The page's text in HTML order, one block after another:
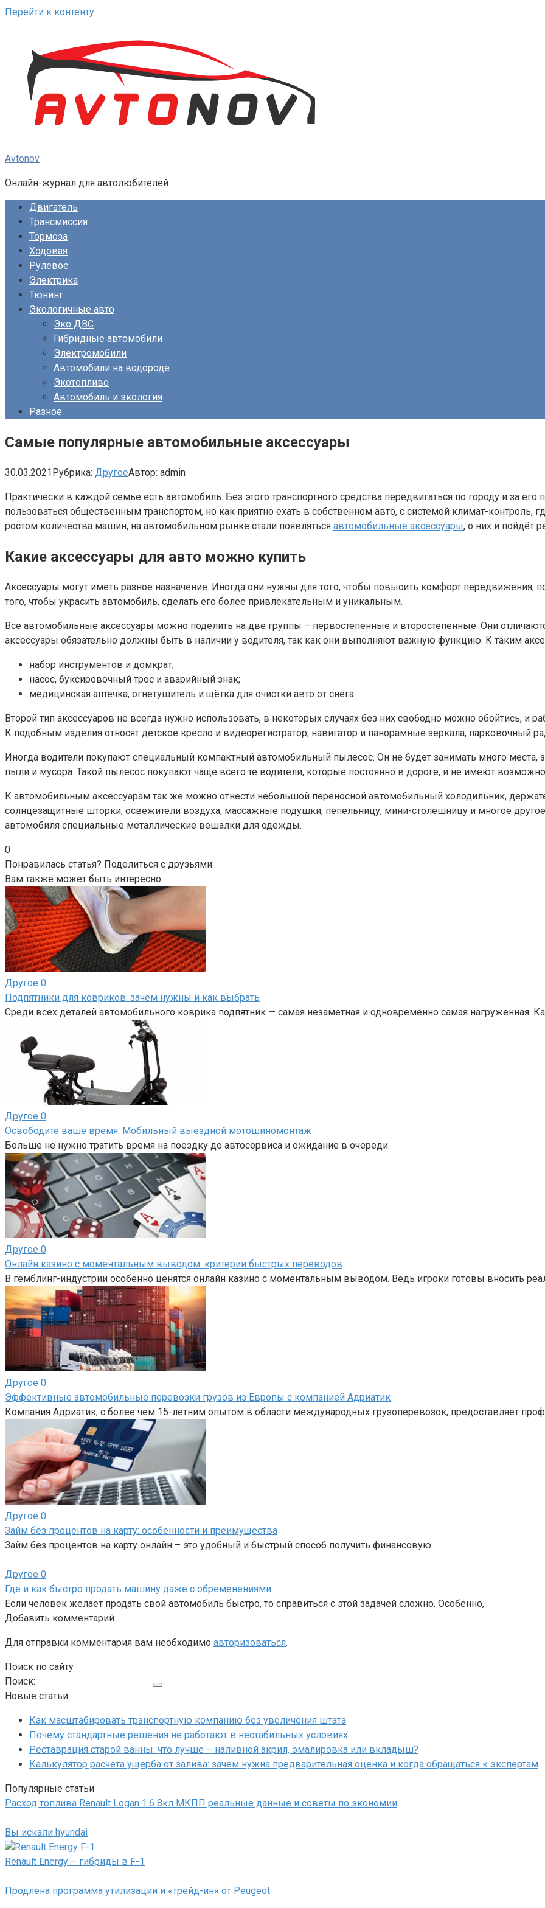
Перейти к контенту
Avtonov
Онлайн-журнал для автолюбителей
Двигатель
Трансмиссия
Тормоза
Ходовая
Рулевое
Электрика
Тюнинг
Экологичные авто
Эко ДВС
Гибридные автомобили
Электромобили
Автомобили на водороде
Экотопливо
Автомобиль и экология
Разное
Самые популярные автомобильные аксессуары
30.03.2021Рубрика: ДругоеАвтор: admin
Практически в каждой семье есть автомобиль. Без этого транспортного средства передвигаться по городу и за
пользоваться общественным транспортом, но как приятно ехать в собственном авто, с системой климат-
ростом количества машин, на автомобильном рынке стали появляться автомобильные аксессуары, о них и пойдёт
Какие аксессуары для авто можно купить
Аксессуары могут иметь разное назначение. Иногда они нужны для того, чтобы повысить комфорт передвижения,
того, чтобы украсить автомобиль, сделать его более привлекательным и уникальным.
Все автомобильные аксессуары можно поделить на две группы – первостепенные и второстепенные. Они
аксессуары обязательно должны быть в наличии у водителя, так как они выполняют важную функцию. К таким
набор инструментов и домкрат;
насос, буксировочный трос и аварийный знак;
медицинская аптечка, огнетушитель и щётка для очистки авто от снега.
Второй тип аксессуаров не всегда нужно использовать, в некоторых случаях без них свободно можно обойтись, и
К подобным изделия относят детское кресло и видеорегистратор, навигатор и панорамные зеркала, парковочный
Иногда водители покупают специальный компактный автомобильный пылесос. Он не будет занимать много места,
пыли и мусора. Такой пылесос покупают чаще всего те водители, которые постоянно в дороге, и не имеют
К автомобильным аксессуарам так же можно отнести небольшой переносной автомобильный холодильник,
солнцезащитные шторки, освежители воздуха, массажные подушки, пепельницу, мини-столешницу и многое
автомобиля специальные металлические вешалки для одежды.
0
Понравилась статья? Поделиться с друзьями:
Вам также может быть интересно
Другое 0
Подпятники для ковриков: зачем нужны и как выбрать
Среди всех деталей автомобильного коврика подпятник — самая незаметная и одновременно самая нагруженная.
Другое 0
Освободите ваше время: Мобильный выездной мотошиномонтаж
Больше не нужно тратить время на поездку до автосервиса и ожидание в очереди.
Другое 0
Онлайн казино с моментальным выводом: критерии быстрых переводов
В гемблинг-индустрии особенно ценятся онлайн казино с моментальным выводом. Ведь игроки готовы вносить
Другое 0
Эффективные автомобильные перевозки грузов из Европы с компанией Адриатик
Компания Адриатик, с более чем 15-летним опытом в области международных грузоперевозок, предоставляет
Другое 0
Займ без процентов на карту: особенности и преимущества
Займ без процентов на карту онлайн – это удобный и быстрый способ получить финансовую
Другое 0
Где и как быстро продать машину даже с обременениями
Если человек желает продать свой автомобиль быстро, то справиться с этой задачей сложно. Особенно,
Добавить комментарий
Для отправки комментария вам необходимо авторизоваться.
Поиск по сайту
Поиск:
Новые статьи
Как масштабировать транспортную компанию без увеличения штата
Почему стандартные решения не работают в нестабильных условиях
Реставрация старой ванны: что лучше – наливной акрил, эмалировка или вкладыш?
Калькулятор расчета ущерба от залива: зачем нужна предварительная оценка и когда обращаться к экспертам
Популярные статьи
Расход топлива Renault Logan 1.6 8кл МКПП реальные данные и советы по экономии
Вы искали hyundai
Renault Energy – гибриды в F-1
Продлена программа утилизации и «трейд-ин» от Peugeot